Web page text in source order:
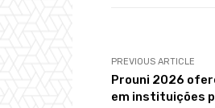
PREVIOUS ARTICLE
Prouni 2026
em instituições